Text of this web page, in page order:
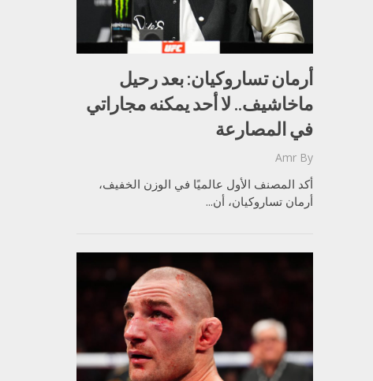
أرمان تساروكيان: بعد رحيل
ماخاشيف.. لا أحد يمكنه مجاراتي
في المصارعة
By
Amr
أكد المصنف الأول عالميًا في الوزن الخفيف،
أرمان تساروكيان، أن...